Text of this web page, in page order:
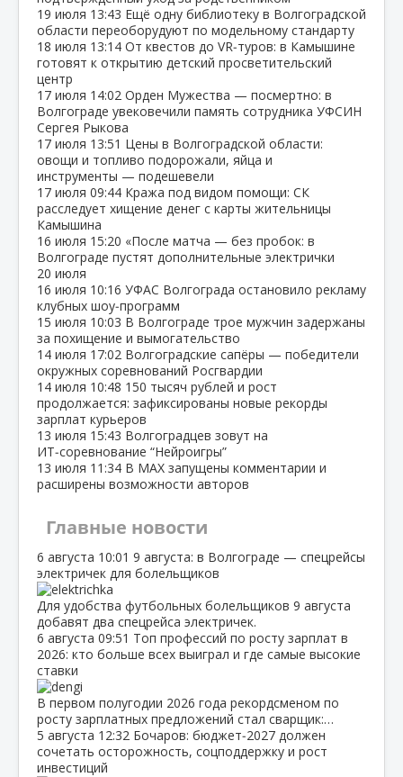
19 июля 13:43 Ещё одну библиотеку в Волгоградской
области переоборудуют по модельному стандарту
18 июля 13:14 От квестов до VR‑туров: в Камышине
готовят к открытию детский просветительский
центр
17 июля 14:02 Орден Мужества — посмертно: в
Волгограде увековечили память сотрудника УФСИН
Сергея Рыкова
17 июля 13:51 Цены в Волгоградской области:
овощи и топливо подорожали, яйца и
инструменты — подешевели
17 июля 09:44 Кража под видом помощи: СК
расследует хищение денег с карты жительницы
Камышина
16 июля 15:20 «После матча — без пробок: в
Волгограде пустят дополнительные электрички
20 июля
16 июля 10:16 УФАС Волгограда остановило рекламу
клубных шоу‑программ
15 июля 10:03 В Волгограде трое мужчин задержаны
за похищение и вымогательство
14 июля 17:02 Волгоградские сапёры — победители
окружных соревнований Росгвардии
14 июля 10:48 150 тысяч рублей и рост
продолжается: зафиксированы новые рекорды
зарплат курьеров
13 июля 15:43 Волгоградцев зовут на
ИТ‑соревнование “Нейроигры”
13 июля 11:34 В МАХ запущены комментарии и
расширены возможности авторов
Главные новости
6 августа 10:01 9 августа: в Волгограде — спецрейсы
электричек для болельщиков
Для удобства футбольных болельщиков 9 августа
добавят два спецрейса электричек.
6 августа 09:51 Топ профессий по росту зарплат в
2026: кто больше всех выиграл и где самые высокие
ставки
В первом полугодии 2026 года рекордсменом по
росту зарплатных предложений стал сварщик:…
5 августа 12:32 Бочаров: бюджет‑2027 должен
сочетать осторожность, соцподдержку и рост
инвестиций